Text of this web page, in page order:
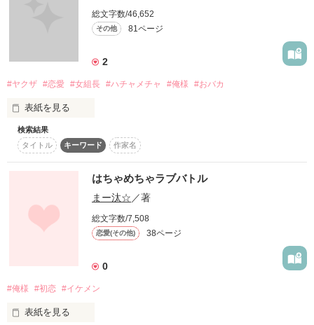
暗い過去で人を愛せなくなってしまったが花音に・・・・。
椎名　優　(shiina yuu)
私、羽村真奈（ハネムラマナ）と
私の幼なじみとの
ハチャメチャな日々を描きます
その後…
最近は恋愛モノじゃないのに
恋愛要素がなぜか増えてきて
います
もしかしたら
亀更新かもしれませんが
よろしくお願いします
総文字数/46,652
その他 81ページ
2
#ヤクザ #恋愛 #女組長 #ハチャメチャ #俺様 #おバカ
表紙を見る
恋愛経験値0
天然系乙女
（ごとう　あお）
私のお父さんは極道。
女組長誕生？
検索結果
タイトル
キーワード 作家名
はちゃめちゃラブバトル
まー汰☆ ／著
総文字数/7,508
恋愛(その他) 38ページ
0
#俺様 #初恋 #イケメン
表紙を見る